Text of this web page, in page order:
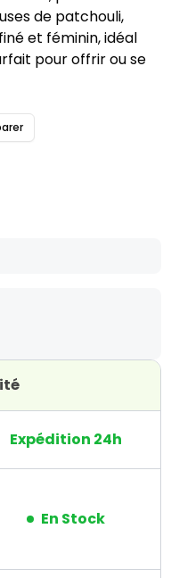
de patchouli,
et féminin, idéal
pour offrir ou se
Expédition 24h
En Stock